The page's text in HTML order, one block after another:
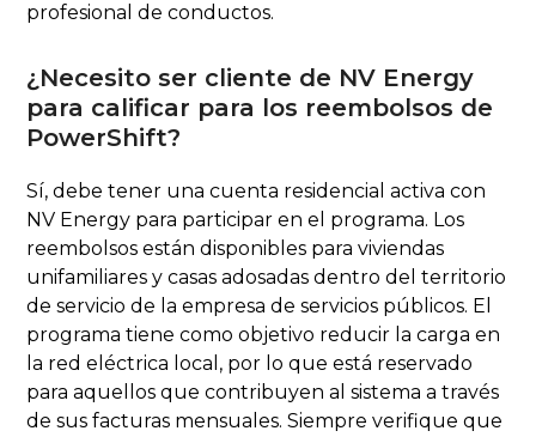
profesional de conductos.
¿Necesito ser cliente de NV Energy
para calificar para los reembolsos de
PowerShift?
Sí, debe tener una cuenta residencial activa con
NV Energy para participar en el programa. Los
reembolsos están disponibles para viviendas
unifamiliares y casas adosadas dentro del territorio
de servicio de la empresa de servicios públicos. El
programa tiene como objetivo reducir la carga en
la red eléctrica local, por lo que está reservado
para aquellos que contribuyen al sistema a través
de sus facturas mensuales. Siempre verifique que